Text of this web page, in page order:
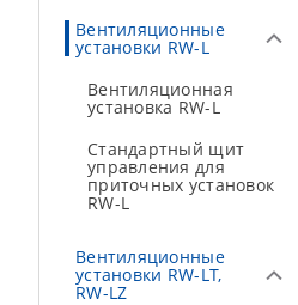
Вентиляционные
установки RW-L
Вентиляционная
установка RW-L
Стандартный щит
управления для
приточных установок
RW-L
Вентиляционные
установки RW-LT,
RW-LZ